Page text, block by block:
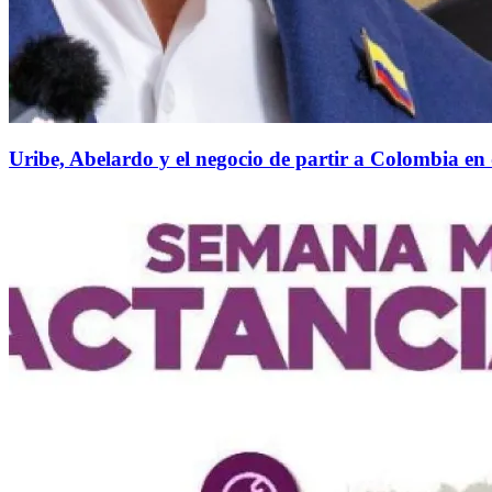
Uribe, Abelardo y el negocio de partir a Colombia en